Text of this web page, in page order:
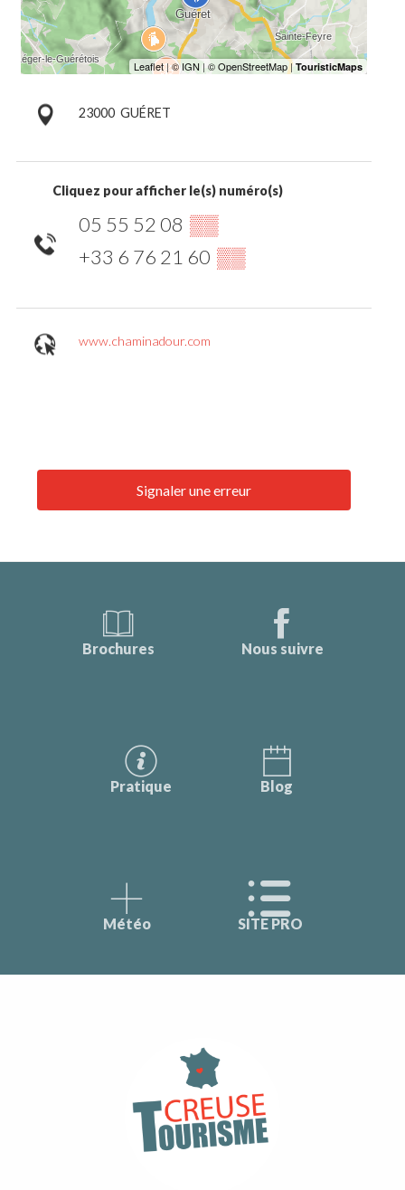
23000 GUÉRET
Cliquez pour afficher le(s) numéro(s)
05 55 52 08 ▒▒
+33 6 76 21 60 ▒▒
www.chaminadour.com
Signaler une erreur
Brochures Nous suivre
Pratique Blog
Météo SITE PRO